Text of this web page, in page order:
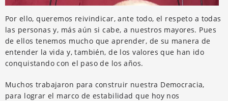
Por ello, queremos reivindicar, ante todo, el respeto a todas
las personas y, más aún si cabe, a nuestros mayores. Pues
de ellos tenemos mucho que aprender, de su manera de
entender la vida y, también, de los valores que han ido
conquistando con el paso de los años.
Muchos trabajaron para construir nuestra Democracia,
para lograr el marco de estabilidad que hoy nos